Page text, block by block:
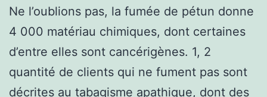
Ne l’oublions pas, la fumée de pétun donne
4 000 matériau chimiques, dont certaines
d’entre elles sont cancérigènes. 1, 2
quantité de clients qui ne fument pas sont
décrites au tabagisme apathique, dont des